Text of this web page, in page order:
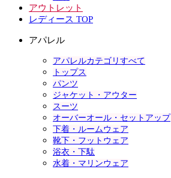
アウトレット
レディース TOP
アパレル
アパレルカテゴリすべて
トップス
パンツ
ジャケット・アウター
スーツ
オーバーオール・セットアップ
下着・ルームウェア
靴下・フットウェア
浴衣・下駄
水着・マリンウェア